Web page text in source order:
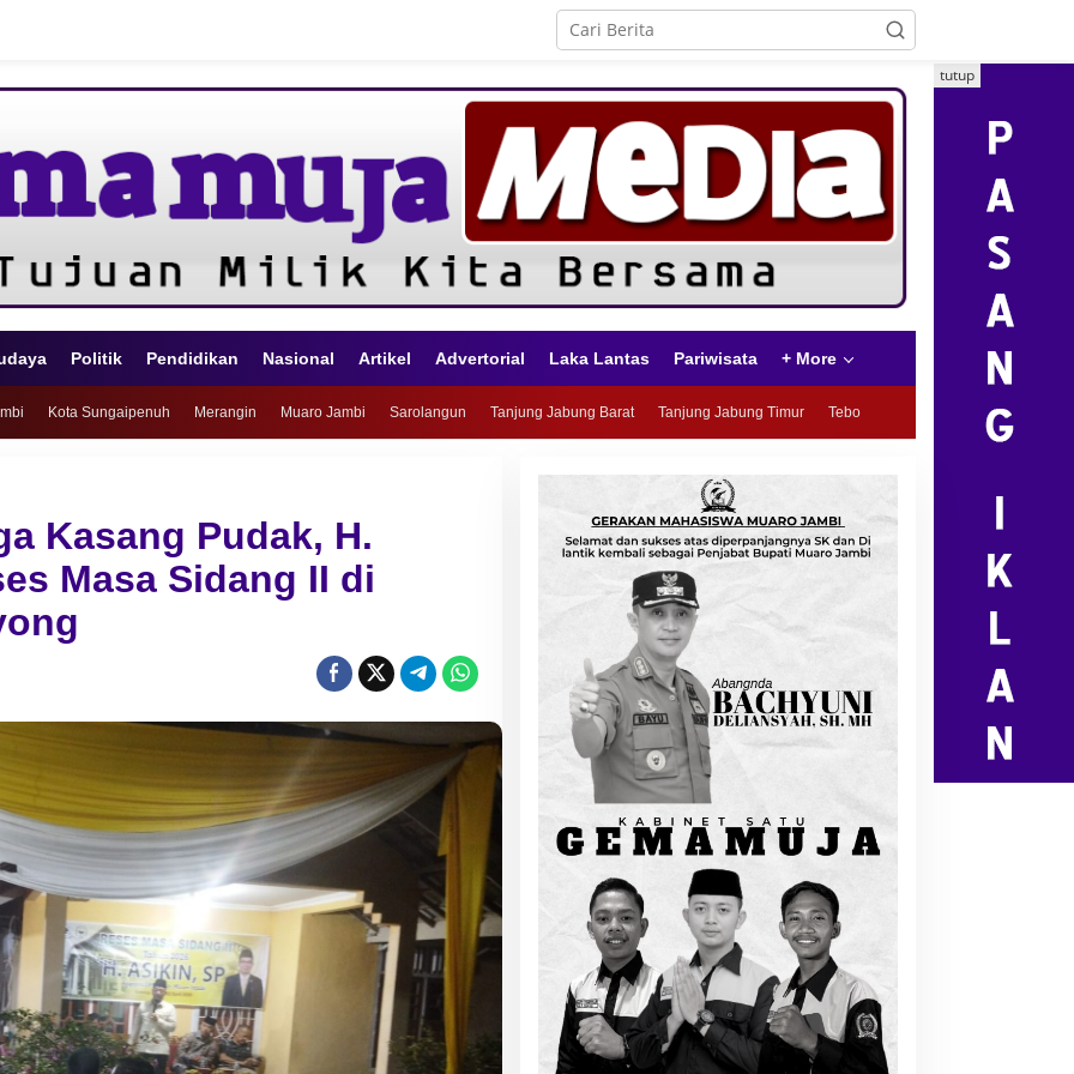
Politik Pendidikan Nasional Artikel Advertorial Laka Lantas Pariwisata + More
Kota Sungaipenuh Merangin Muaro Jambi Sarolangun Tanjung Jabung Barat Tanjung Jabung Timur Tebo
tutup
Kasang Pudak, H.
Masa Sidang II di